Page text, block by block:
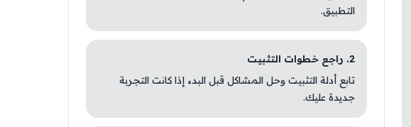
التطبيق.
2. راجع خطوات التثبيت
تابع أدلة التثبيت وحل المشاكل قبل البدء إذا كانت التجربة
جديدة عليك.